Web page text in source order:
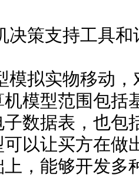
决策支持工具
模拟实物移动
模型范围包括
数据表，也包
以让买方在做
，能够开发多